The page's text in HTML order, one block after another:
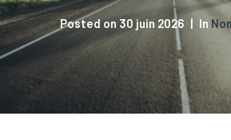
Posted on 30 juin 2026 In